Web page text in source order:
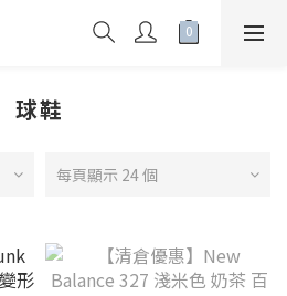
球鞋
每頁顯示 24 個